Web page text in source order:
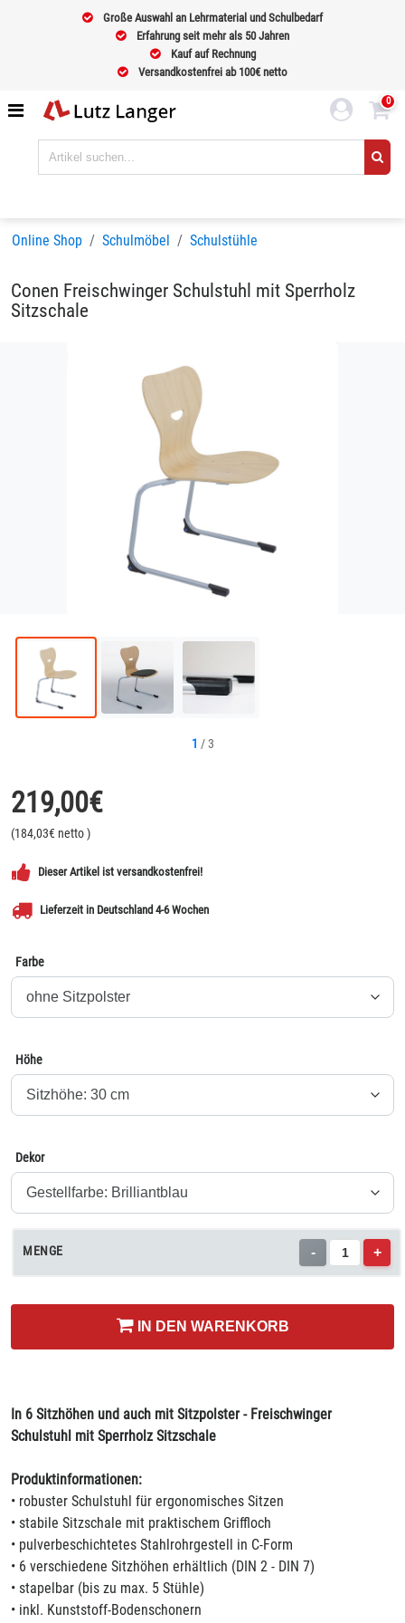
Große Auswahl an Lehrmaterial und Schulbedarf
Erfahrung seit mehr als 50 Jahren
Kauf auf Rechnung
Versandkostenfrei ab 100€ netto
0
Online Shop Schulmöbel Schulstühle
Conen Freischwinger Schulstuhl mit Sperrholz
Sitzschale
1 /3
219,00€
(184,03€ netto)
Dieser Artikel ist versandkostenfrei!
Lieferzeit in Deutschland 4-6 Wochen
Farbe
Höhe
Dekor
MENGE - +
IN DEN WARENKORB
In 6 Sitzhöhen und auch mit Sitzpolster - Freischwinger
Schulstuhl mit Sperrholz Sitzschale
Produktinformationen:
• robuster Schulstuhl für ergonomisches Sitzen
• stabile Sitzschale mit praktischem Griffloch
• pulverbeschichtetes Stahlrohrgestell in C-Form
• 6 verschiedene Sitzhöhen erhältlich (DIN 2 - DIN 7)
• stapelbar (bis zu max. 5 Stühle)
• inkl. Kunststoff-Bodenschonern